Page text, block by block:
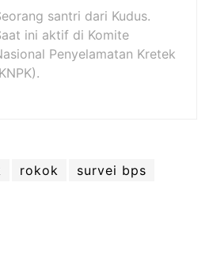
santri dari Kudus.
ini aktif di Komite
Penyelamatan Kretek
rokok
survei bps